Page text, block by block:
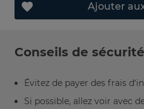
Ajouter
Conseils de sécurité
Évitez de payer des frais
Si possible, allez voir avec